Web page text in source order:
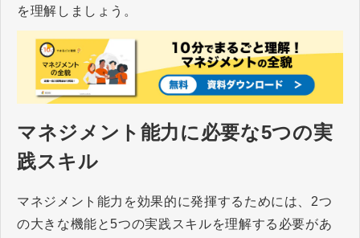
を理解しましょう。
マネジメント能力に必要な5つの実
践スキル
マネジメント能力を効果的に発揮するためには、2つ
の大きな機能と5つの実践スキルを理解する必要があ